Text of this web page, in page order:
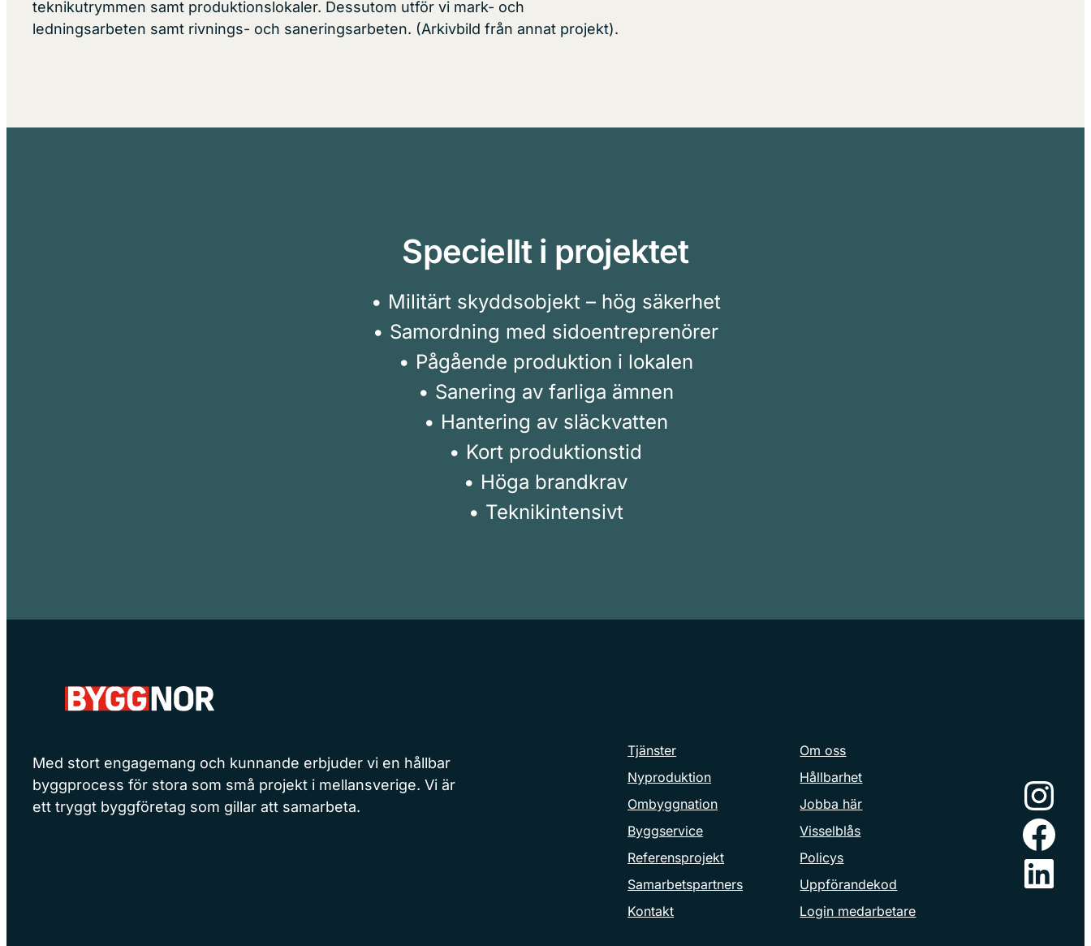
teknikutrymmen samt produktionslokaler. Dessutom utför vi mark- och
ledningsarbeten samt rivnings- och saneringsarbeten. (Arkivbild från annat projekt).
Speciellt i projektet
• Militärt skyddsobjekt – hög säkerhet
• Samordning med sidoentreprenörer
• Pågående produktion i lokalen
• Sanering av farliga ämnen
• Hantering av släckvatten
• Kort produktionstid
• Höga brandkrav
• Teknikintensivt
Med stort engagemang och kunnande erbjuder vi en hållbar
byggprocess för stora som små projekt i mellansverige. Vi är
ett tryggt byggföretag som gillar att samarbeta.
Tjänster
Nyproduktion
Ombyggnation
Byggservice
Referensprojekt
Samarbetspartners
Kontakt
Om oss
Hållbarhet
Jobba här
Visselblås
Policys
Uppförandekod
Login medarbetare
Instagram
Facebook
LinkedIn